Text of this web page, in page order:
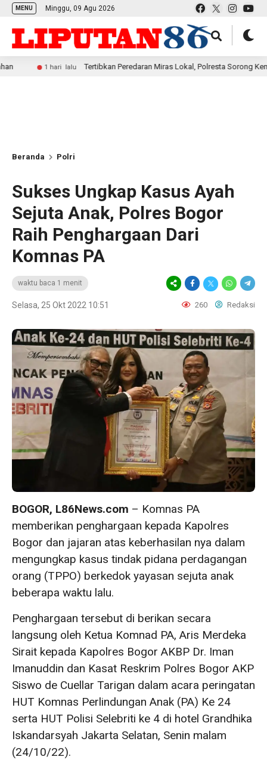
MENU Minggu, 09 Agu 2026
1 hari lalu Tertibkan Peredaran Miras Lokal, Polresta Sorong Kembali
Beranda Polri
Sukses Ungkap Kasus Ayah
Sejuta Anak, Polres Bogor
Raih Penghargaan Dari
Komnas PA
waktu baca 1 menit
Selasa, 25 Okt 2022 10:51 260 Redaksi
BOGOR, L86News.com – Komnas PA
memberikan penghargaan kepada Kapolres
Bogor dan jajaran atas keberhasilan nya dalam
mengungkap kasus tindak pidana perdagangan
orang (TPPO) berkedok yayasan sejuta anak
beberapa waktu lalu.
Penghargaan tersebut di berikan secara
langsung oleh Ketua Komnad PA, Aris Merdeka
Sirait kepada Kapolres Bogor AKBP Dr. Iman
Imanuddin dan Kasat Reskrim Polres Bogor AKP
Siswo de Cuellar Tarigan dalam acara peringatan
HUT Komnas Perlindungan Anak (PA) Ke 24
serta HUT Polisi Selebriti ke 4 di hotel Grandhika
Iskandarsyah Jakarta Selatan, Senin malam
(24/10/22).